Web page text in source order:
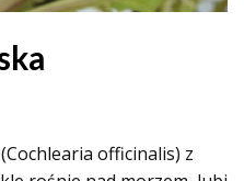
officinalis) z